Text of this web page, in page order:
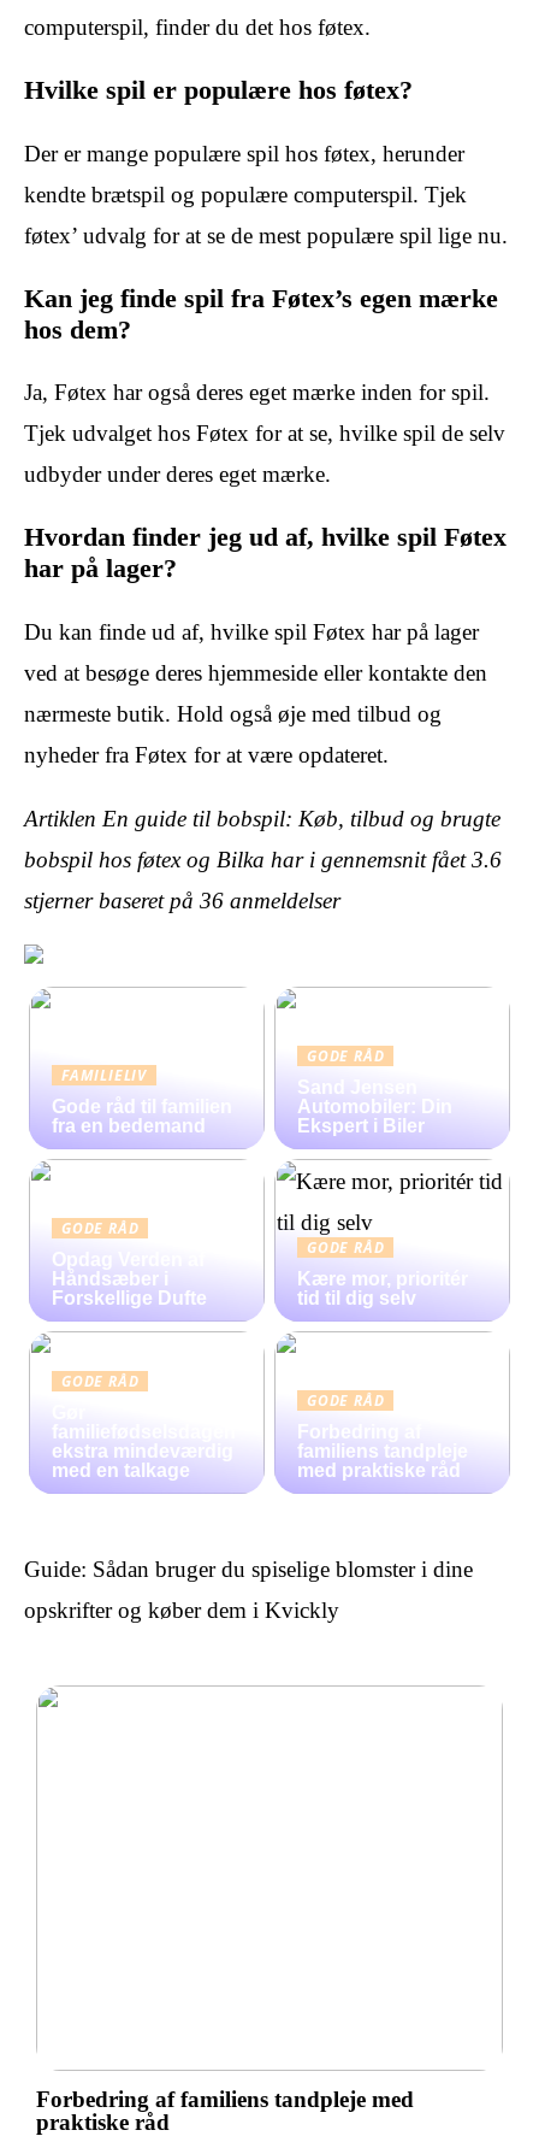
computerspil, finder du det hos føtex.
Hvilke spil er populære hos føtex?
Der er mange populære spil hos føtex, herunder
kendte brætspil og populære computerspil. Tjek
føtex’ udvalg for at se de mest populære spil lige nu.
Kan jeg finde spil fra Føtex’s egen mærke
hos dem?
Ja, Føtex har også deres eget mærke inden for spil.
Tjek udvalget hos Føtex for at se, hvilke spil de selv
udbyder under deres eget mærke.
Hvordan finder jeg ud af, hvilke spil Føtex
har på lager?
Du kan finde ud af, hvilke spil Føtex har på lager
ved at besøge deres hjemmeside eller kontakte den
nærmeste butik. Hold også øje med tilbud og
nyheder fra Føtex for at være opdateret.
Artiklen En guide til bobspil: Køb, tilbud og brugte
bobspil hos føtex og Bilka har i gennemsnit fået3.6
stjerner baseret på 36 anmeldelser
FAMILIELIV
Gode råd til familien
fra en bedemand
GODE RÅD
Sand Jensen
Automobiler: Din
Ekspert i Biler
GODE RÅD
Opdag Verden af
Håndsæber i
Forskellige Dufte
GODE RÅD
Kære mor, prioritér
tid til dig selv
GODE RÅD
familiefødselsdagen
ekstra mindeværdig
med en talkage
GODE RÅD
Forbedring af
familiens tandpleje
med praktiske råd
Guide: Sådan bruger du spiselige blomster i dine
opskrifter og køber dem i Kvickly
Forbedring af familiens tandpleje med
praktiske råd